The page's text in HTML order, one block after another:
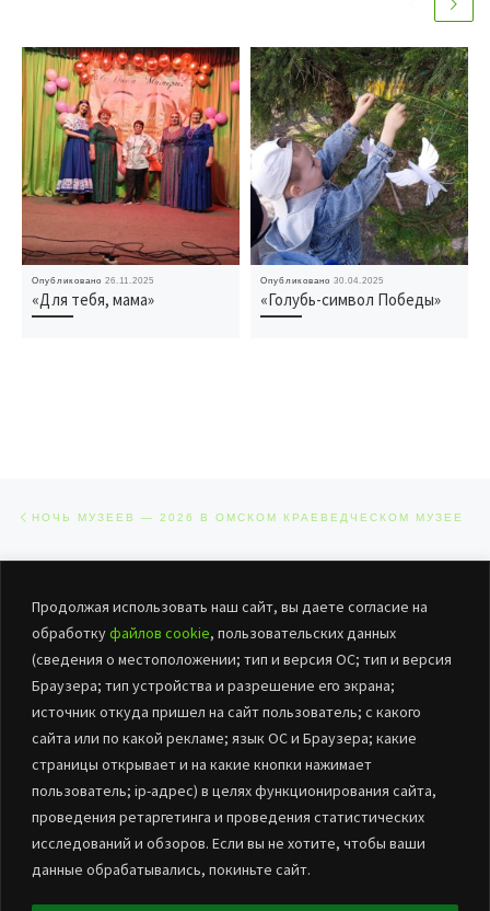
Продолжая использовать наш сайт, вы даете согласие на
обработкуфайлов cookie, пользовательских данных
(сведения о местоположении; тип и версия ОС; тип и версия
Браузера; тип устройства и разрешение его экрана;
источник откуда пришел на сайт пользователь; с какого
сайта или по какой рекламе; язык ОС и Браузера; какие
страницы открывает и на какие кнопки нажимает
пользователь; ip-адрес) в целях функционирования сайта,
проведения ретаргетинга и проведения статистических
исследований и обзоров. Если вы не хотите, чтобы ваши
данные обрабатывались, покиньте сайт.
Опубликовано26.11.2025
«Для тебя, мама»
Опубликовано30.04.2025
«Голубь-символ Победы»
НОЧЬ МУЗЕЕВ — 2026 В ОМСКОМ КРАЕВЕДЧЕСКОМ МУЗЕЕ
ОБРАТНО К СПИСКУ ЗАПИСЕЙ
КРЕПКАЯ СЕМЬЯ – КРЕПКАЯ СТРАНА
БУК «ЦНТиД Марьяновского района»
– Все права